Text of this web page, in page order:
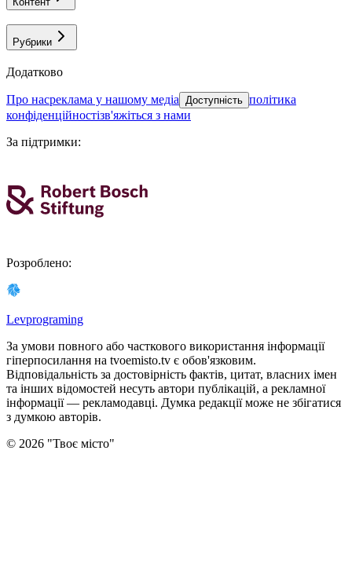
Рубрики
Додатково
про насреклама у нашому медіа Доступність політика
конфіденційностізв'яжіться з нами
За підтримки:
Розроблено:
Levprograming
За умови повного або часткового використання iнформацiї
гіперпосилання на tvoemisto.tv є обов'язковим.
Відповідальність за достовірність фактів, цитат, власних імен
та інших відомостей несуть автори публікацій, а рекламної
інформації — рекламодавці. Думка редакцiї може не збiгатися
з думкою авторiв.
© 2026 "Твоє місто"